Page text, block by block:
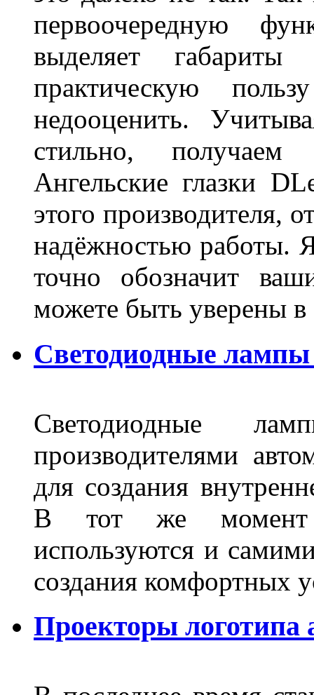
первоочередную
выделяет
практическую
недооценить.
стильно,
Ангельские глазки
этого производителя,
надёжностью работы.
точно обозначит
можете быть уверены
Светодиодные
Светодиодные
производителями
для создания
В тот же момент
используются и
создания комфортных
Проекторы логотипа